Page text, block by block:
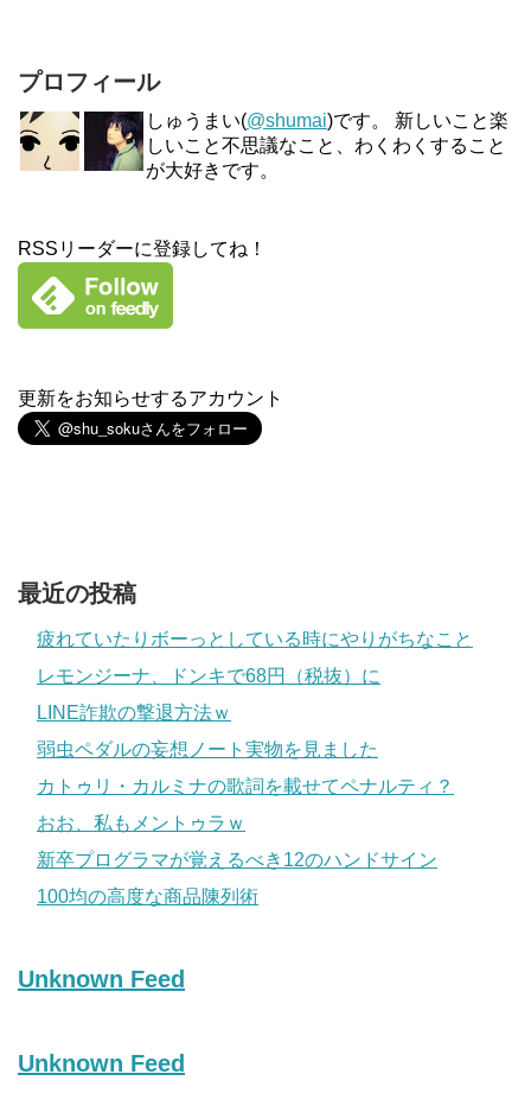
プロフィール
しゅうまい(@shumai)です。 新しいこと楽
しいこと不思議なこと、わくわくすること
が大好きです。
RSSリーダーに登録してね！
更新をお知らせするアカウント
最近の投稿
疲れていたりボーっとしている時にやりがちなこと
レモンジーナ、ドンキで68円（税抜）に
LINE詐欺の撃退方法ｗ
弱虫ペダルの妄想ノート実物を見ました
カトゥリ・カルミナの歌詞を載せてペナルティ？
おお、私もメントゥラｗ
新卒プログラマが覚えるべき12のハンドサイン
100均の高度な商品陳列術
Unknown Feed
Unknown Feed